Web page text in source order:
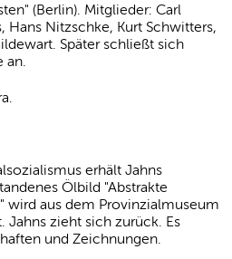
(Berlin). Mitglieder: Carl
Hans Nitzschke, Kurt Schwitters,
Später schließt sich
an.
erhält Jahns
Ölbild "Abstrakte
wird aus dem Provinzialmuseum
Jahns zieht sich zurück. Es
und Zeichnungen.